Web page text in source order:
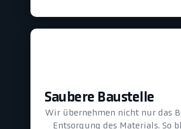
Saubere Baustelle
Wir übernehmen nicht nur das
Entsorgung des Materials. So